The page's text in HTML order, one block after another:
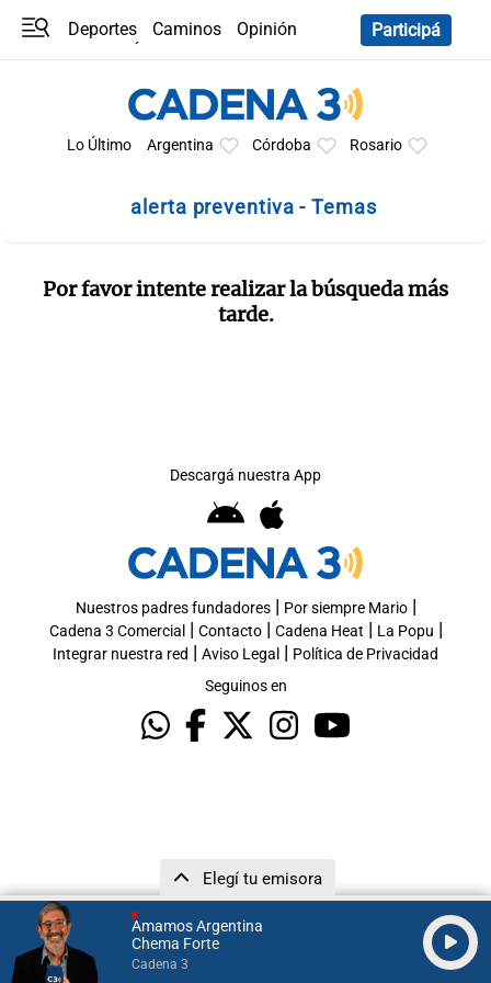
Amamos Argentina
Chema Forte
Cadena 3
Elegí tu emisora
Deportes Caminos
Opinión
Participá
Lo Último Argentina Córdoba Rosario
alerta preventiva - Temas
Por favor intente realizar la búsqueda más
tarde.
Descargá nuestra App
Nuestros padres fundadores| Por siempre Mario|
Cadena 3 Comercial | Contacto| Cadena Heat | La Popu |
Integrar nuestra red | Aviso Legal | Política de Privacidad
Seguinos en